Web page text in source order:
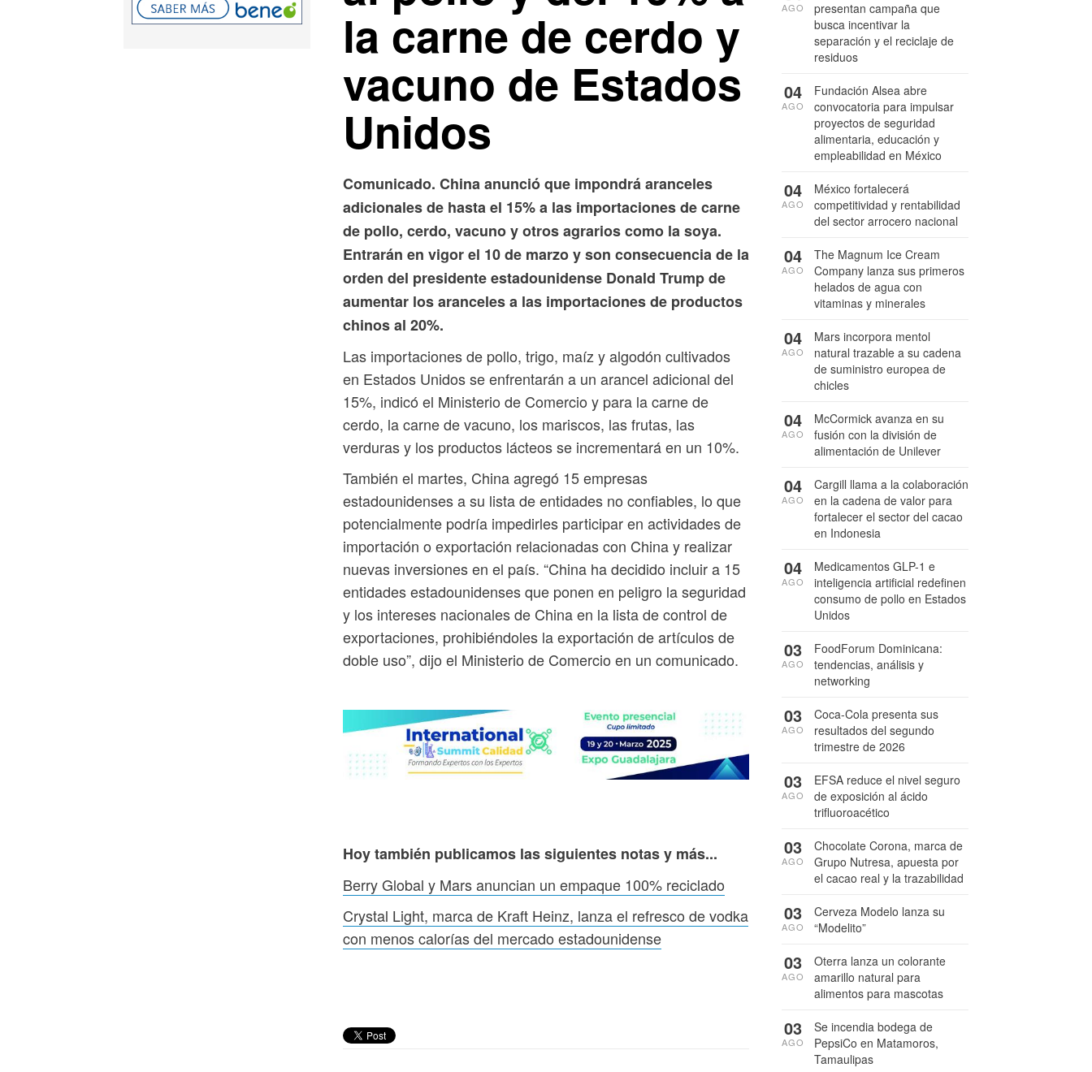
la carne de cerdo y
vacuno de Estados
Unidos
Comunicado. China anunció que impondrá aranceles
adicionales de hasta el 15% a las importaciones de carne
de pollo, cerdo, vacuno y otros agrarios como la soya.
Entrarán en vigor el 10 de marzo y son consecuencia de la
orden del presidente estadounidense Donald Trump de
aumentar los aranceles a las importaciones de productos
chinos al 20%.
Las importaciones de pollo, trigo, maíz y algodón cultivados
en Estados Unidos se enfrentarán a un arancel adicional del
15%, indicó el Ministerio de Comercio y para la carne de
cerdo, la carne de vacuno, los mariscos, las frutas, las
verduras y los productos lácteos se incrementará en un 10%.
También el martes, China agregó 15 empresas
estadounidenses a su lista de entidades no confiables, lo que
potencialmente podría impedirles participar en actividades de
importación o exportación relacionadas con China y realizar
nuevas inversiones en el país. “China ha decidido incluir a 15
entidades estadounidenses que ponen en peligro la seguridad
y los intereses nacionales de China en la lista de control de
exportaciones, prohibiéndoles la exportación de artículos de
doble uso”, dijo el Ministerio de Comercio en un comunicado.
Hoy también publicamos las siguientes notas y más...
Berry Global y Mars anuncian un empaque 100% reciclado
Crystal Light, marca de Kraft Heinz, lanza el refresco de vodka
con menos calorías del mercado estadounidense
presentan campaña que
busca incentivar la
separación y el reciclaje de
residuos
AGO
Fundación Alsea abre
convocatoria para impulsar
proyectos de seguridad
alimentaria, educación y
empleabilidad en México
04
AGO
México fortalecerá
competitividad y rentabilidad
del sector arrocero nacional
04
AGO
The Magnum Ice Cream
Company lanza sus primeros
helados de agua con
vitaminas y minerales
04
AGO
Mars incorpora mentol
natural trazable a su cadena
de suministro europea de
chicles
04
AGO
McCormick avanza en su
fusión con la división de
alimentación de Unilever
04
AGO
Cargill llama a la colaboración
en la cadena de valor para
fortalecer el sector del cacao
en Indonesia
04
AGO
Medicamentos GLP-1 e
inteligencia artificial redefinen
consumo de pollo en Estados
Unidos
04
AGO
FoodForum Dominicana:
tendencias, análisis y
networking
03
AGO
Coca-Cola presenta sus
resultados del segundo
trimestre de 2026
03
AGO
EFSA reduce el nivel seguro
de exposición al ácido
trifluoroacético
03
AGO
Chocolate Corona, marca de
Grupo Nutresa, apuesta por
el cacao real y la trazabilidad
03
AGO
Cerveza Modelo lanza su
“Modelito”
03
AGO
Oterra lanza un colorante
amarillo natural para
alimentos para mascotas
03
AGO
Se incendia bodega de
PepsiCo en Matamoros,
Tamaulipas
03
AGO